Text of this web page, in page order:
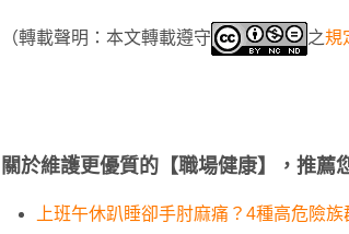
（轉載聲明：本文轉載遵守 之規
關於維護更優質的【職場健康】，推薦
上班午休趴睡卻手肘麻痛？4種高危險族